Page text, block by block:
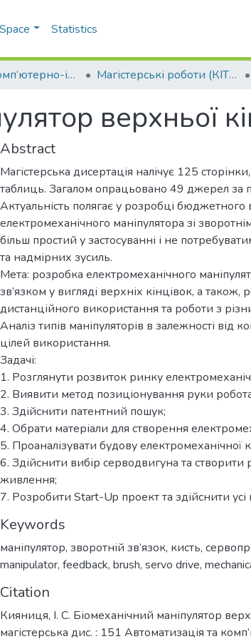
Statistics
Кафедра комп’ютерно-інтегрованих технологій виробництва приладів (КІТВП) Магістерські роботи (КІТВП)
верхньої
Abstract
Магістерська дисертація налічує 125
таблиць. Загалом опрацьовано 49 джерел за
Актуальність полягає у розробці бюджетного
електромеханічного маніпулятора зі
більш простий у застосуванні і не
та надмірних зусиль.
Мета: розробка електромеханічного
зв’язком у вигляді верхніх кінцівок, а
дистанційного використання та роботи з
Аналіз типів маніпуляторів в залежності від
цілей використання.
Задачі:
1. Розглянути розвиток ринку
2. Виявити метод позиціонування руки
3. Здійснити патентний пошук;
4. Обрати матеріали для створення
5. Проаналізувати будову електромеханічної
6. Здійснити вибір серводвигуна та створити
живлення;
7. Розробити Start-Up проект та здійснити усі
Keywords
маніпулятор, зворотній зв’язок, кисть,
manipulator, feedback, brush, servo drive,
Citation
Кияниця, І. С. Біомеханічний маніпулятор
магістерська дис. : 151 Автоматизація та